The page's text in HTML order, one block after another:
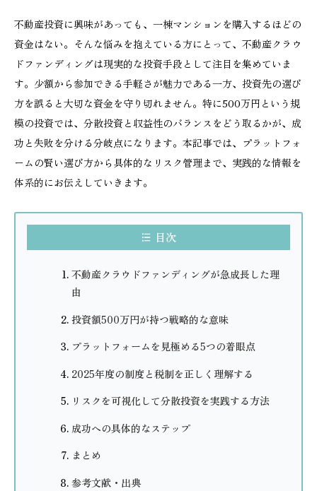
不動産投資に興味があっても、一棟マンションを購入するほどの
資金はない。そんな悩みを抱えている方にとって、不動産クラウ
ドファンディングは現実的な投資手段として注目を集めていま
す。少額から参加できる手軽さが魅力である一方、投資先の選び
方を誤ると大切な資金を守り切れません。特に500万円という規
模の投資では、分散投資と収益性のバランスをどう取るかが、成
功と失敗を分ける分岐点になります。本記事では、プラットフォ
ームの賢い選び方から具体的なリスク管理まで、実践的な情報を
体系的にお伝えしていきます。
目次
不動産クラウドファンディングが急成長した理
由
投資額500万円が持つ戦略的な意味
プラットフォームを見極める5つの着眼点
2025年度の制度と税制を正しく理解する
リスクを可視化して分散投資を実践する方法
成功への具体的なステップ
まとめ
参考文献・出典